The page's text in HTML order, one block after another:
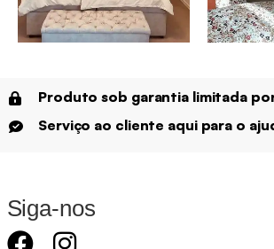
Produto sob garantia limitada
Serviço ao cliente aqui para o
Siga-nos